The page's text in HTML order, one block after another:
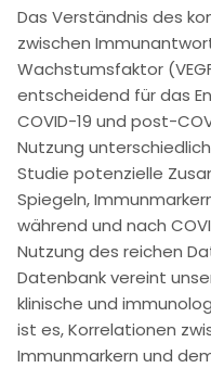
Das Verständnis des
zwischen
Wachstumsfaktor
entscheidend für das
COVID-19 und post-
Nutzung
Studie potenzielle
Spiegeln,
während und nach
Nutzung des reichen
Datenbank vereint
klinische und
ist es, Korrelationen
Immunmarkern und